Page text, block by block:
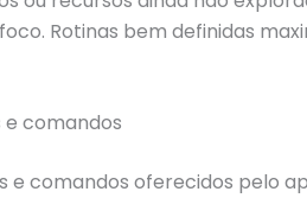
Rotinas bem definidas
e comandos
e comandos oferecidos pelo